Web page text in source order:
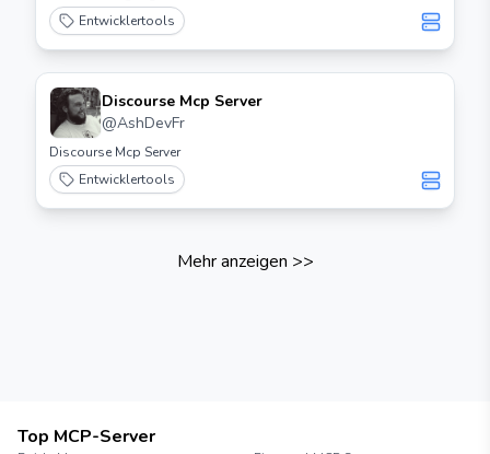
Entwicklertools
Discourse Mcp Server
@AshDevFr
Discourse Mcp Server
Entwicklertools
Mehr anzeigen >>
Top MCP-Server